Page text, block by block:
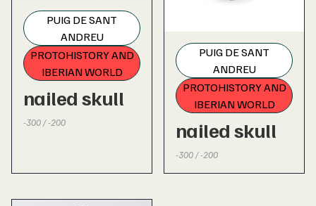
PUIG DE SANT
ANDREU
PROTOHISTORY AND
IBERIAN WORLD
nailed skull
-300 / -200
PUIG DE SANT
ANDREU
PROTOHISTORY AND
IBERIAN WORLD
nailed skull
-300 / -200